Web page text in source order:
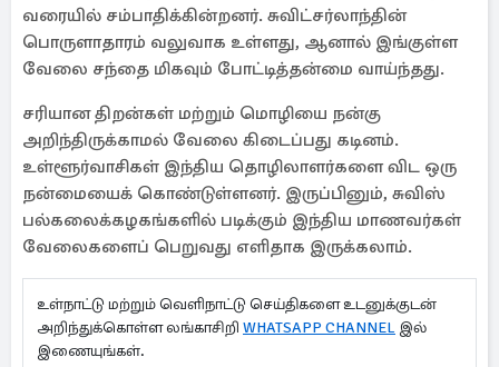
வரையில் சம்பாதிக்கின்றனர். சுவிட்சர்லாந்தின்
பொருளாதாரம் வலுவாக உள்ளது, ஆனால் இங்குள்ள
வேலை சந்தை மிகவும் போட்டித்தன்மை வாய்ந்தது.
சரியான திறன்கள் மற்றும் மொழியை நன்கு
அறிந்திருக்காமல் வேலை கிடைப்பது கடினம்.
உள்ளூர்வாசிகள் இந்திய தொழிலாளர்களை விட ஒரு
நன்மையைக் கொண்டுள்ளனர். இருப்பினும், சுவிஸ்
பல்கலைக்கழகங்களில் படிக்கும் இந்திய மாணவர்கள்
வேலைகளைப் பெறுவது எளிதாக இருக்கலாம்.
உள்நாட்டு மற்றும் வெளிநாட்டு செய்திகளை உடனுக்குடன்
அறிந்துக்கொள்ள லங்காசிறி WHATSAPP CHANNEL இல்
இணையுங்கள்.